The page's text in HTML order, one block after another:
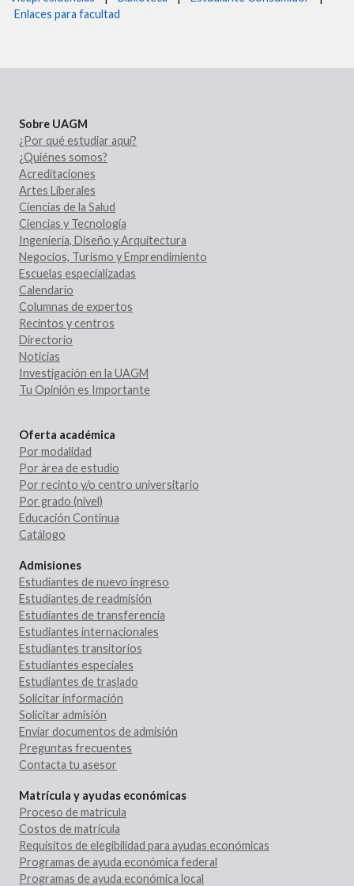
Enlaces para facultad
Sobre UAGM
¿Por qué estudiar aquí?
¿Quiénes somos?
Acreditaciones
Artes Liberales
Ciencias de la Salud
Ciencias y Tecnología
Ingeniería, Diseño y Arquitectura
Negocios, Turismo y Emprendimiento
Escuelas especializadas
Calendario
Columnas de expertos
Recintos y centros
Directorio
Noticias
Investigación en la UAGM
Tu Opinión es Importante
Oferta académica
Por modalidad
Por área de estudio
Por recinto y/o centro universitario
Por grado (nivel)
Educación Continua
Catálogo
Admisiones
Estudiantes de nuevo ingreso
Estudiantes de readmisión
Estudiantes de transferencia
Estudiantes internacionales
Estudiantes transitorios
Estudiantes especiales
Estudiantes de traslado
Solicitar información
Solicitar admisión
Enviar documentos de admisión
Preguntas frecuentes
Contacta tu asesor
Matrícula y ayudas económicas
Proceso de matrícula
Costos de matrícula
Requisitos de elegibilidad para ayudas económicas
Programas de ayuda económica federal
Programas de ayuda económica local